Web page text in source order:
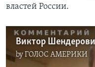
властей России.
byГОЛОС АМЕРИКИ